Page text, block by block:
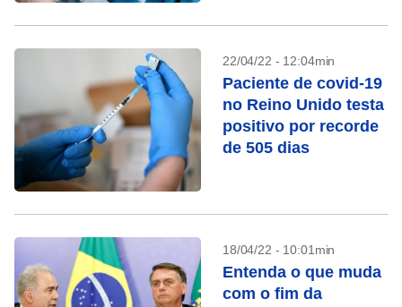
22/04/22 - 12:04min
Paciente de covid-19
no Reino Unido testa
positivo por recorde
de 505 dias
18/04/22 - 10:01min
Entenda o que muda
com o fim da